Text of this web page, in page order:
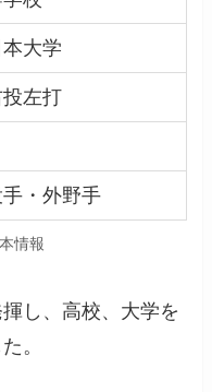
本大学
左打
・外野手
情報
し、高校、大学を
。